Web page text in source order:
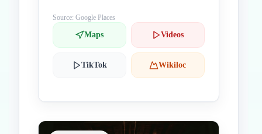
Source: Google Places
Maps Videos
TikTok Wikiloc